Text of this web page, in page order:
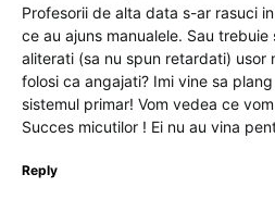
Profesorii de alta data s-ar rasuci
ce au ajuns manualele. Sau
aliterati (sa nu spun retardati) usor
folosi ca angajati? Imi vine sa
sistemul primar! Vom vedea ce
Succes micutilor ! Ei nu au vina
Reply